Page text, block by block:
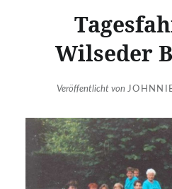
Wilseder
Veröffentlicht von JOHNNIE